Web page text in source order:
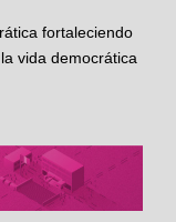
fortaleciendo
vida democrática